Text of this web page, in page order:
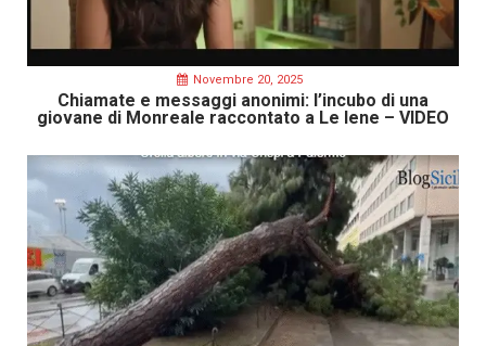
Novembre 20, 2025
Chiamate e messaggi anonimi: l’incubo di una
giovane di Monreale raccontato a Le Iene – VIDEO